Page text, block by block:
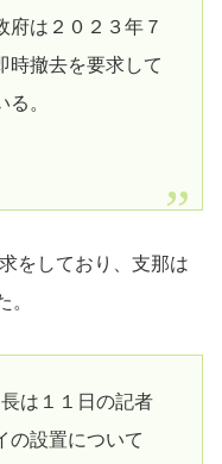
府は２０２３年７
時撤去を要求して
。
をしており、支那は
。
は１１日の記者
の設置について